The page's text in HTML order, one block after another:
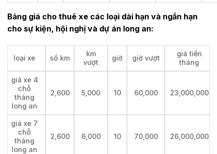
Bảng giá cho thuê xe các loại dài hạn và ngắn hạn
cho sự kiện, hội nghị và dự án long an:
loại xe số km
km
vượt
giờ giờ vượt
giá tiền
tháng
giá xe 4
chỗ
tháng
long an
2,600 5,000 10 60,000 23,000,000
giá xe 7
chỗ
tháng
long an
2,600 6,000 10 70,000 26,000,000